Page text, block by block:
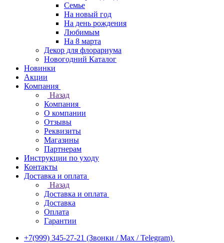
Семье
На новый год
На день рождения
Любимым
На 8 марта
Декор для флорариума
Новогодний Каталог
Новинки
Акции
Компания
Назад
Компания
О компании
Отзывы
Реквизиты
Магазины
Партнерам
Инструкции по уходу
Контакты
Доставка и оплата
Назад
Доставка и оплата
Доставка
Оплата
Гарантии
+7(999) 345-27-21 (Звонки / Max / Telegram)